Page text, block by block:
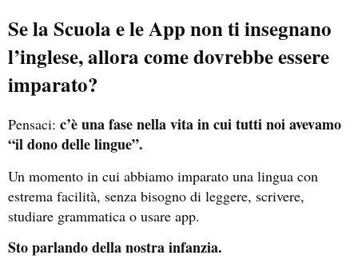
Se la Scuola e le App non ti insegnano
l’inglese, allora come dovrebbe essere
imparato?
Pensaci: c’è una fase nella vita in cui tutti noi avevamo
“il dono delle lingue”.
Un momento in cui abbiamo imparato una lingua con
estrema facilità, senza bisogno di leggere, scrivere,
studiare grammatica o usare app.
Sto parlando della nostra infanzia.